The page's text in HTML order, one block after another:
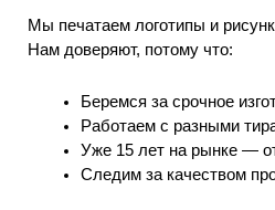
Мы печатаем логотипы и
Нам доверяют, потому что:
Беремся за срочное
Работаем с разными
Уже 15 лет на рынке —
Следим за качеством